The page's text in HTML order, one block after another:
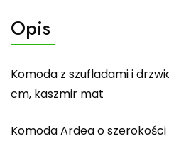
Opis
Komoda z szufladami i
cm, kaszmir mat
Komoda Ardea o